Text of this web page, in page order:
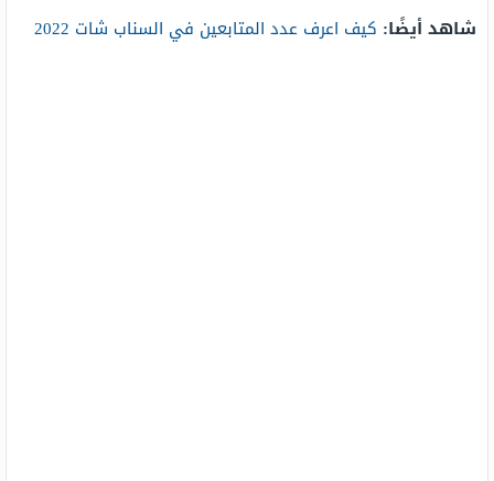
شاهد أيضًا: كيف اعرف عدد المتابعين في السناب شات 2022